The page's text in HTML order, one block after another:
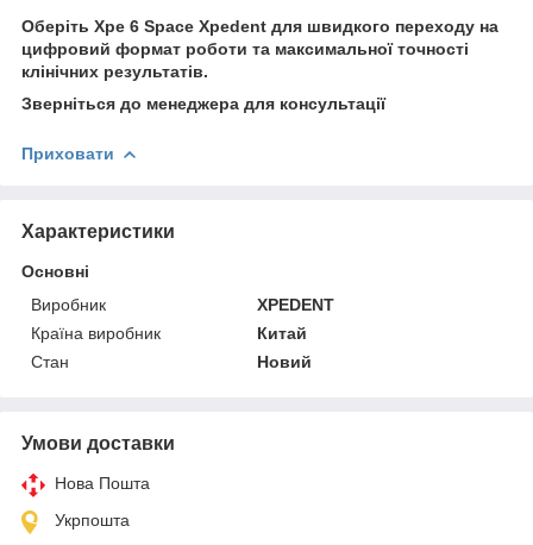
Оберіть Xpe 6 Space Xpedent для швидкого переходу на
цифровий формат роботи та максимальної точності
клінічних результатів.
Зверніться до менеджера для консультації
Приховати
Характеристики
Основні
Виробник
XPEDENT
Країна виробник
Китай
Стан
Новий
Умови доставки
Нова Пошта
Укрпошта